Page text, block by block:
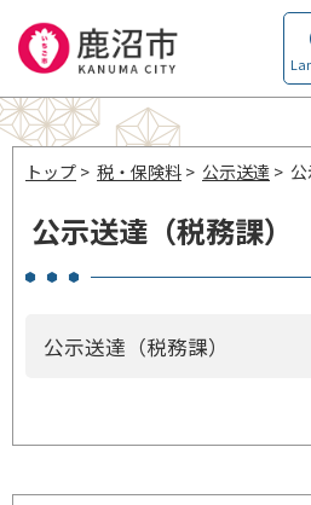
トップ > 税・保険料 > 公示送達 > 公
公示送達（税務課）
公示送達（税務課）